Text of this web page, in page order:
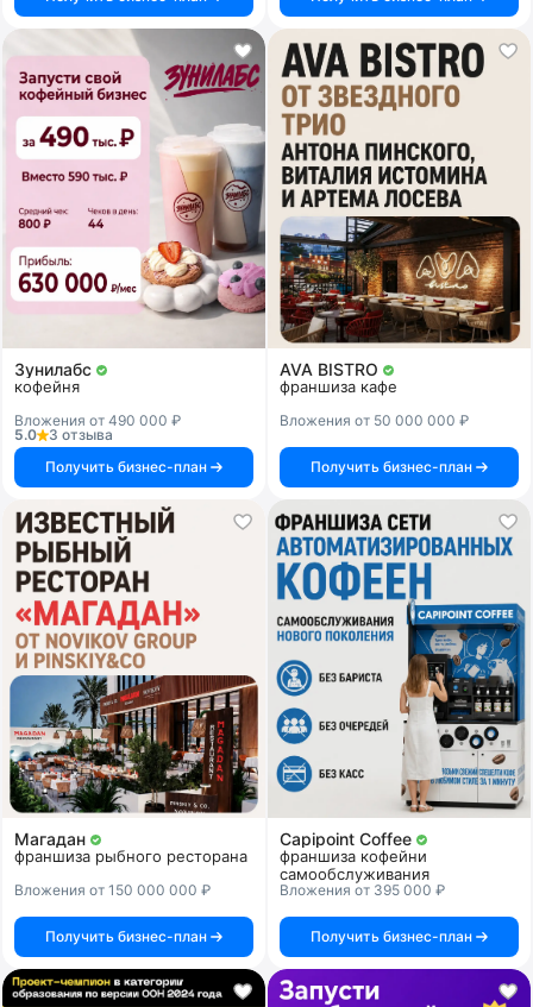
Зунилабс
кофейня
Вложения от 490 000 ₽
5.0
3 отзыва
Получить бизнес-план
AVA BISTRO
франшиза кафе
Вложения от 50 000 000 ₽
Получить бизнес-план
Магадан
франшиза рыбного ресторана
Вложения от 150 000 000 ₽
Получить бизнес-план
Capipoint Coffee
франшиза кофейни
самообслуживания
Вложения от 395 000 ₽
Получить бизнес-план